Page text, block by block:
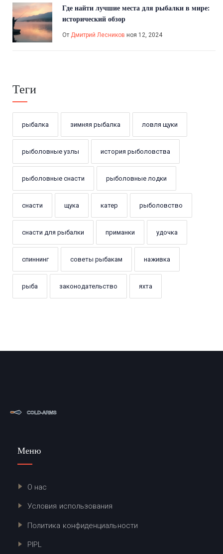
Где найти лучшие места для рыбалки в мире:
исторический обзор
От Дмитрий Лесников ноя 12, 2024
Теги
рыбалка зимняя рыбалка ловля щуки
рыболовные узлы история рыболовства
рыболовные снасти рыболовные лодки
снасти щука катер рыболовство
снасти для рыбалки приманки удочка
спиннинг советы рыбакам наживка
рыба законодательство яхта
Меню
О нас
Условия использования
Политика конфиденциальности
PIPL